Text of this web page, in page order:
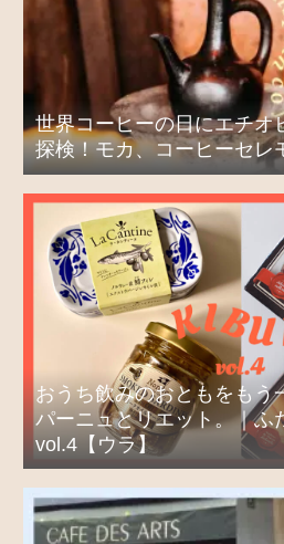
世界コーヒーの日にエチオ
探検！モカ、コーヒーセレ
おうち飲みのおともをもう
パーニュとリエット。｜ふ
vol.4【ウラ】